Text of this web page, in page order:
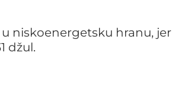
niskoenergetsku hranu, jer
džul.